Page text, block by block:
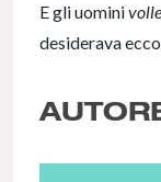
E gli uomini
desiderava